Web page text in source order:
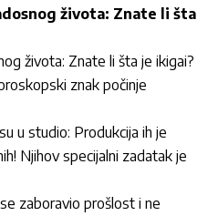
života: Znate li šta
života: Znate li šta je ikigai?
znak počinje
u studio: Produkcija ih je
Njihov specijalni zadatak je
zaboravio prošlost i ne